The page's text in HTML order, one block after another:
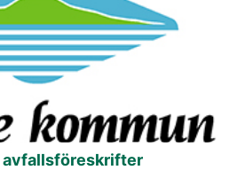
avfallsföreskrifter